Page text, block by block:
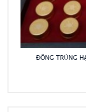
ĐÔNG TRÙNG